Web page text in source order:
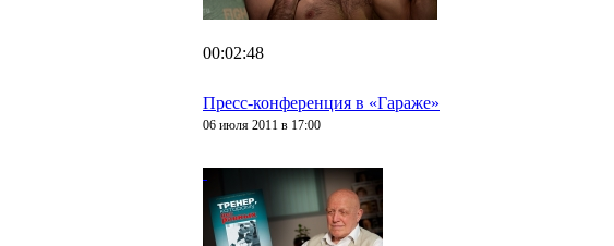
00:02:48
Пресс-конференция в «Гараже»
06 июля 2011 в 17:00